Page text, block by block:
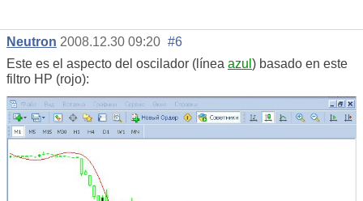
Neutron 2008.12.30 09:20 #6
Este es el aspecto del oscilador (línea azul ) basado en este
filtro HP (rojo):